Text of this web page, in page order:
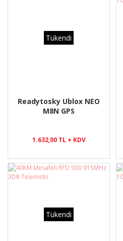
Tükendi
Readytosky Ublox NEO
M8N GPS
1.632,00 TL + KDV
Tükendi